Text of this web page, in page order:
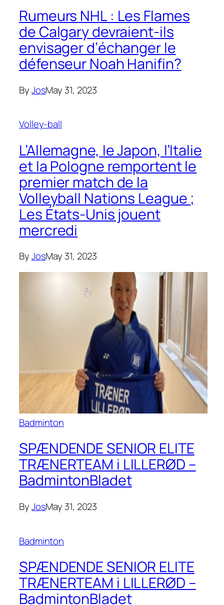
Rumeurs NHL : Les Flames
de Calgary devraient-ils
envisager d’échanger le
défenseur Noah Hanifin?
ByJosMay 31, 2023
Volley-ball
L’Allemagne, le Japon, l’Italie
et la Pologne remportent le
premier match de la
Volleyball Nations League ;
Les États-Unis jouent
mercredi
ByJosMay 31, 2023
Badminton
SPÆNDENDE SENIOR ELITE
TRÆNERTEAM i LILLERØD –
BadmintonBladet
ByJosMay 31, 2023
Badminton
SPÆNDENDE SENIOR ELITE
TRÆNERTEAM i LILLERØD –
BadmintonBladet